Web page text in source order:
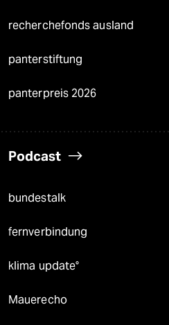
recherchefonds ausland
panterstiftung
panterpreis 2026
Podcast
bundestalk
fernverbindung
klima update°
Mauerecho